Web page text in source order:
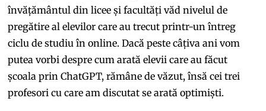
învățământul din licee și facultăți văd nivelul de
pregătire al elevilor care au trecut printr-un întreg
ciclu de studiu în online. Dacă peste câțiva ani vom
putea vorbi despre cum arată elevii care au făcut
școala prin ChatGPT, rămâne de văzut, însă cei trei
profesori cu care am discutat se arată optimiști.